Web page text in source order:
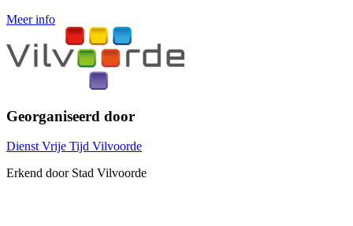
Meer info
Georganiseerd door
Dienst Vrije Tijd Vilvoorde
Erkend door Stad Vilvoorde